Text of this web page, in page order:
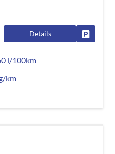
Details
l/100km
km